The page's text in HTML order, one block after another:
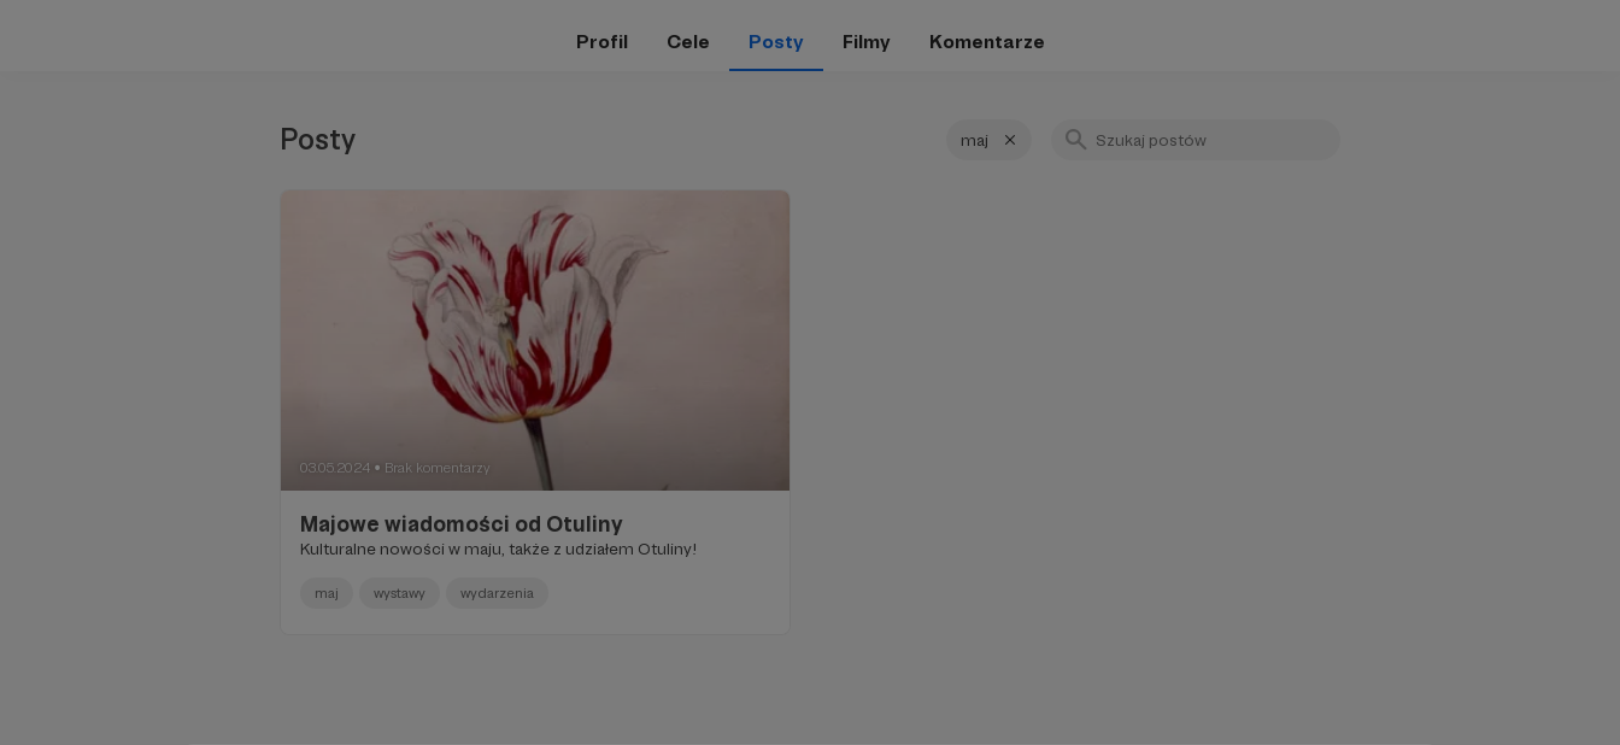
Profil Cele Posty Filmy Komentarze
Posty maj
03.05.2024 ● Brak komentarzy
Majowe wiadomości od Otuliny
Kulturalne nowości w maju, także z udziałem Otuliny!
maj wystawy wydarzenia